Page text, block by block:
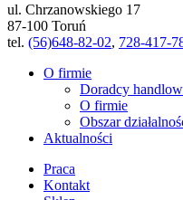
ul. Chrzanowskiego 17
87-100 Toruń
tel. (56)648-82-02, 728-417-
O firmie
Doradcy
O firmie
Obszar
Aktualności
Praca
Kontakt